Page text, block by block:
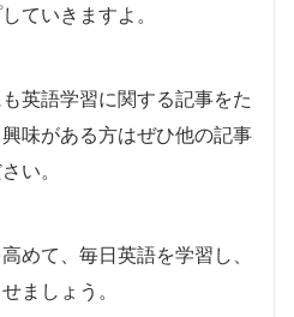
ていきますよ。
英語学習に関する記事をた
味がある方はぜひ他の記事
い。
めて、毎日英語を学習し、
ましょう。